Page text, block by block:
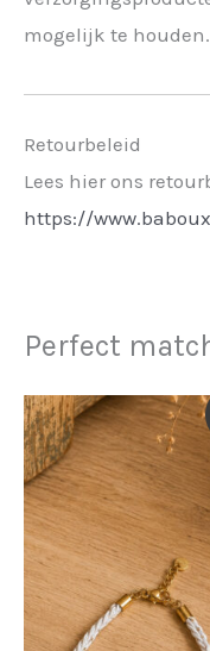
mogelijk te houden.
Retourbeleid
Lees hier ons
https://
Perfect